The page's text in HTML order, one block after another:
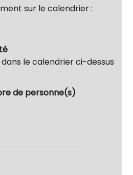
sur le calendrier :
dans le calendrier ci-dessus
de personne(s)